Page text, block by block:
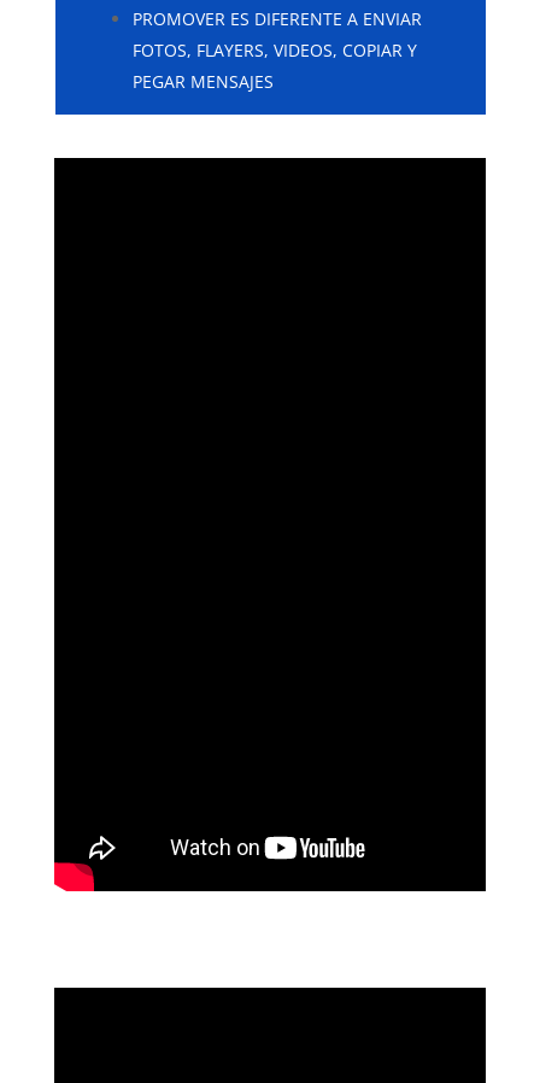
PROMOVER ES DIFERENTE A ENVIAR
FOTOS, FLAYERS, VIDEOS, COPIAR Y
PEGAR MENSAJES